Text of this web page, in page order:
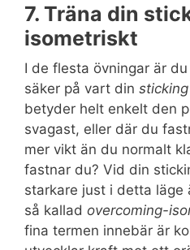
7. Träna din
isometriskt
I de flesta övningar är
säker på vart din
betyder helt enkelt den
svagast, eller där du
mer vikt än du normalt
fastnar du? Vid din
starkare just i detta läge
så kallad overcoming-
fina termen innebär är